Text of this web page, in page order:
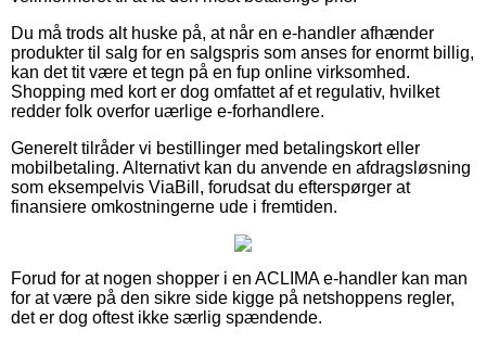
Du må trods alt huske på, at når en e-handler afhænder
produkter til salg for en salgspris som anses for enormt billig,
kan det tit være et tegn på en fup online virksomhed.
Shopping med kort er dog omfattet af et regulativ, hvilket
redder folk overfor uærlige e-forhandlere.
Generelt tilråder vi bestillinger med betalingskort eller
mobilbetaling. Alternativt kan du anvende en afdragsløsning
som eksempelvis ViaBill, forudsat du efterspørger at
finansiere omkostningerne ude i fremtiden.
Forud for at nogen shopper i en ACLIMA e-handler kan man
for at være på den sikre side kigge på netshoppens regler,
det er dog oftest ikke særlig spændende.